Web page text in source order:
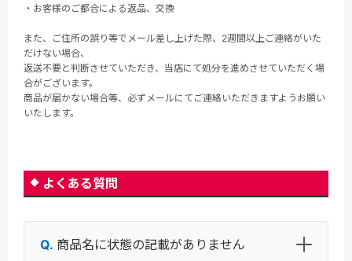
・お客様のご都合による返品、交換
また、ご住所の誤り等でメール差し上げた際、2週間以上ご連絡がいた
だけない場合、
返送不要と判断させていただき、当店にて処分を進めさせていただく場
合がございます。
商品が届かない場合等、必ずメールにてご連絡いただきますようお願い
いたします。
よくある質問
商品名に状態の記載がありません